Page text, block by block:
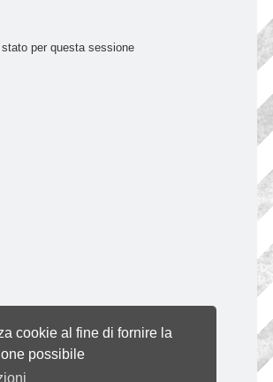
cookie al fine di fornire la
possibile
per questa sessione